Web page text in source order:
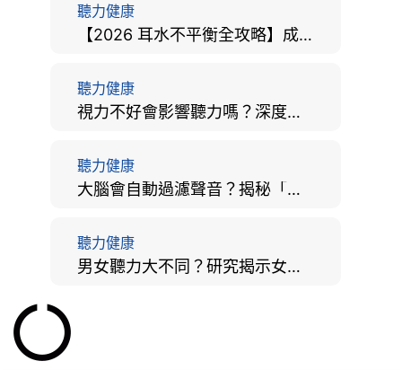
聽力健康
【2026 耳水不平衡全攻略】成因、病徵、治療及改善方法
聽力健康
視力不好會影響聽力嗎？深度拆解大腦「眼耳並用」的科學秘密
聽力健康
大腦會自動過濾聲音？揭秘「聽覺注意」機制與聽力健康的深層關係
聽力健康
男女聽力大不同？研究揭示女性聽覺更靈敏！為何男性更易聽力損失？